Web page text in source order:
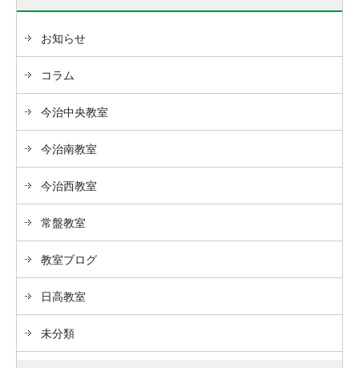
お知らせ
コラム
今治中央教室
今治南教室
今治西教室
常盤教室
教室ブログ
日高教室
未分類